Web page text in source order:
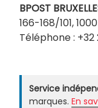
BPOST
166-168/101,
Téléphone : +32
Service
marques. En